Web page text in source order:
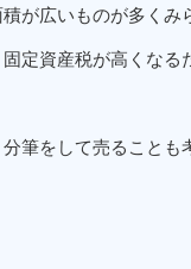
が広いものが多くみ
定資産税が高くな
筆をして売ることも